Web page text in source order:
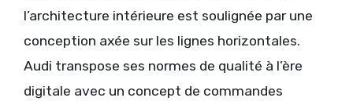
l’architecture intérieure est soulignée par une
conception axée sur les lignes horizontales.
Audi transpose ses normes de qualité à l’ère
digitale avec un concept de commandes